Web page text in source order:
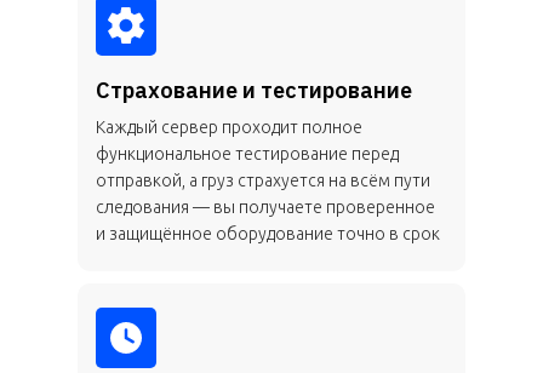
Страхование и тестирование
Каждый сервер проходит полное
функциональное тестирование перед
отправкой, а груз страхуется на всём пути
следования — вы получаете проверенное
и защищённое оборудование точно в срок